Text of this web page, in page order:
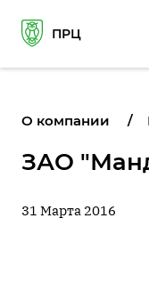
ПРЦ
О компании
ЗАО
31 Марта 2016